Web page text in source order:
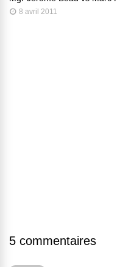
8 avril 2011
5 commentaires